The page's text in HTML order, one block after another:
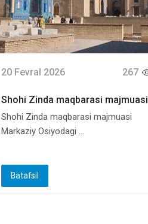
20 Fevral 2026 267
Shohi Zinda maqbarasi majmuasi
Shohi Zinda maqbarasi majmuasi
Markaziy Osiyodagi ...
Batafsil